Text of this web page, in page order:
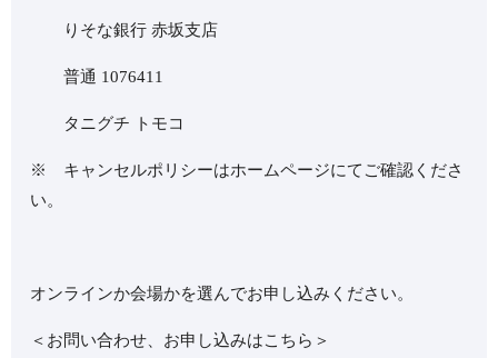
りそな銀行 赤坂支店
普通 1076411
タニグチ トモコ
※ キャンセルポリシーはホームページにてご確認くださ
い。
オンラインか会場かを選んでお申し込みください。
＜お問い合わせ、お申し込みはこちら＞